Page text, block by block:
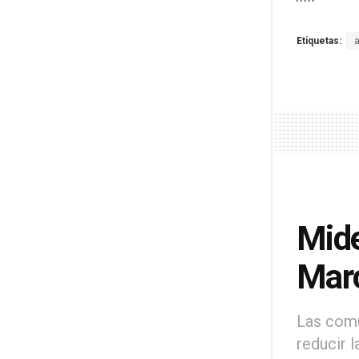
Etiquetas:
Las
reducir